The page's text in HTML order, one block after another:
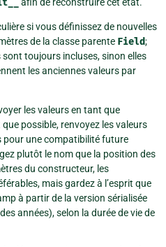
afin de reconstruire cet état.
si vous définissez de nouvelles
de la classe parente Field;
sont toujours incluses, sinon elles
les anciennes valeurs par
les valeurs en tant que
possible, renvoyez les valeurs
pour une compatibilité future
plutôt le nom que la position des
du constructeur, les
mais gardez à l’esprit que
à partir de la version sérialisée
années), selon la durée de vie de